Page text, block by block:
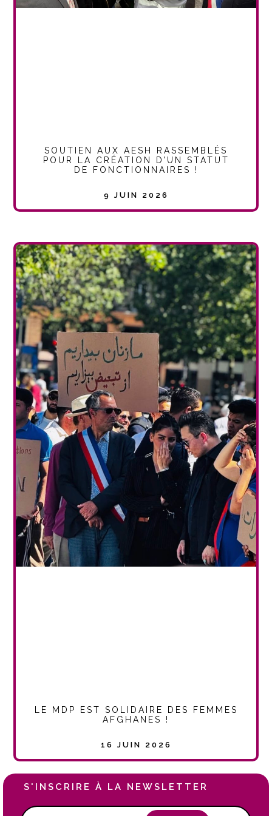
SOUTIEN AUX AESH RASSEMBLÉS
POUR LA CRÉATION D’UN STATUT
DE FONCTIONNAIRES !
9 JUIN 2026
LE MDP EST SOLIDAIRE DES FEMMES
AFGHANES !
16 JUIN 2026
S'INSCRIRE À LA NEWSLETTER